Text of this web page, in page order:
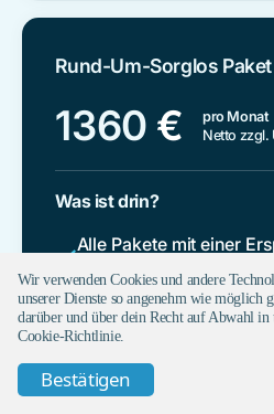
Rund-Um-Sorglos Paket
1360 €
pro Monat
Netto zzgl.
Was ist drin?
Alle Pakete mit einer
Sei perfekt vorbereitet
Reibung in deiner
Wir verwenden Cookies und andere
unserer Dienste so angenehm wie möglich
darüber und über dein Recht auf Abwahl
Cookie-Richtlinie.
Bestätigen